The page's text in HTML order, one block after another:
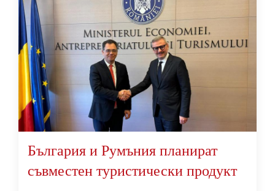
България и Румъния планират
съвместен туристически продукт